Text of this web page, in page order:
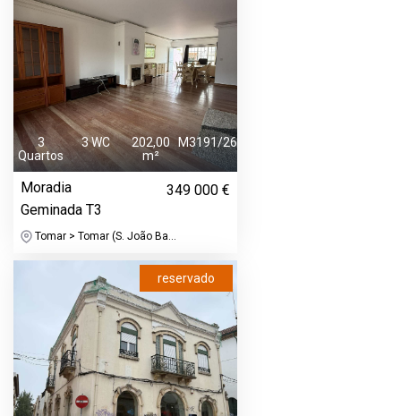
3
Quartos
3 WC
202,00
m²
M3191/26
Moradia
Geminada T3
349 000 €
Tomar > Tomar (S. João Ba...
reservado